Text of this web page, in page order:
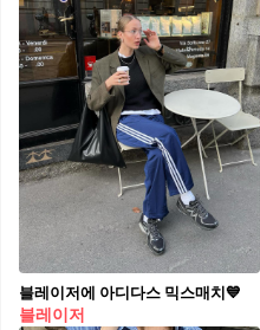
블레이저에 아디다스 믹스매치💙
블레이저